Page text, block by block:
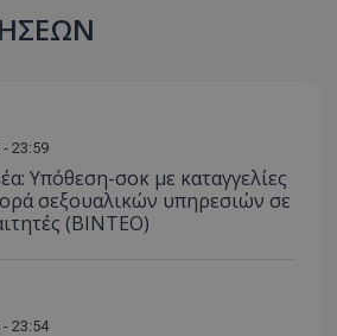
- 23:59
Υπόθεση-σοκ με καταγγελίες
σεξουαλικών υπηρεσιών σε
(BINTEO)
- 23:54